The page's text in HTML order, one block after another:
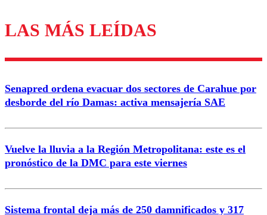
Los comentarios son moderados para garantizar un
diálogo respetuoso.
Nombre
Correo
Enviar comentario
LAS MÁS LEÍDAS
Senapred ordena evacuar dos sectores de Carahue por
desborde del río Damas: activa mensajería SAE
Vuelve la lluvia a la Región Metropolitana: este es el
pronóstico de la DMC para este viernes
Sistema frontal deja más de 250 damnificados y 317